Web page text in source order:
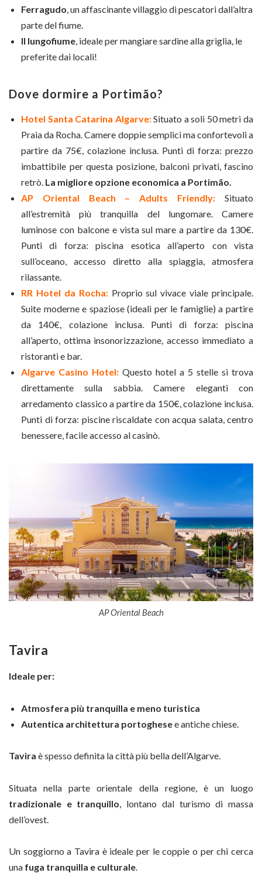
Ferragudo, un affascinante villaggio di pescatori dall’altra
parte del fiume.
Il lungofiume, ideale per mangiare sardine alla griglia, le
preferite dai locali!
Dove dormire a Portimão?
Hotel Santa Catarina Algarve:Situato a soli 50 metri da
Praia da Rocha. Camere doppie semplici ma confortevoli a
partire da 75€, colazione inclusa. Punti di forza: prezzo
imbattibile per questa posizione, balconi privati, fascino
retrò. La migliore opzione economica a Portimão.
AP Oriental Beach – Adults Friendly: Situato
all’estremità più tranquilla del lungomare. Camere
luminose con balcone e vista sul mare a partire da 130€.
Punti di forza: piscina esotica all’aperto con vista
sull’oceano, accesso diretto alla spiaggia, atmosfera
rilassante.
RR Hotel da Rocha:Proprio sul vivace viale principale.
Suite moderne e spaziose (ideali per le famiglie) a partire
da 140€, colazione inclusa. Punti di forza: piscina
all’aperto, ottima insonorizzazione, accesso immediato a
ristoranti e bar.
Algarve Casino Hotel: Questo hotel a 5 stelle si trova
direttamente sulla sabbia. Camere eleganti con
arredamento classico a partire da 150€, colazione inclusa.
Punti di forza: piscine riscaldate con acqua salata, centro
benessere, facile accesso al casinò.
AP Oriental Beach
Tavira
Ideale per:
Atmosfera più tranquilla e meno turistica
Autentica architettura portoghesee antiche chiese.
Tavira è spesso definita la città più bella dell’Algarve.
Situata nella parte orientale della regione, è un luogo
tradizionale e tranquillo , lontano dal turismo di massa
dell’ovest.
Un soggiorno a Tavira è ideale per le coppie o per chi cerca
una fuga tranquilla e culturale.